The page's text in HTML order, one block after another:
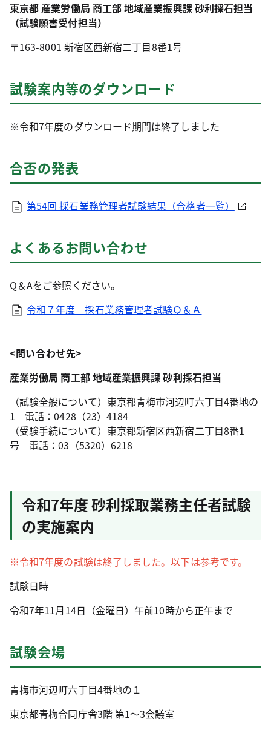
東京都 産業労働局 商工部 地域産業振興課 砂利採石担当
（試験願書受付担当）
〒163-8001 新宿区西新宿二丁目8番1号
試験案内等のダウンロード
※令和7年度のダウンロード期間は終了しました
合否の発表
第54回 採石業務管理者試験結果（合格者一覧）
よくあるお問い合わせ
Q＆Aをご参照ください。
令和７年度 採石業務管理者試験Ｑ＆Ａ
<問い合わせ先>
産業労働局 商工部 地域産業振興課 砂利採石担当
（試験全般について）東京都青梅市河辺町六丁目4番地の
1 電話：0428（23）4184
（受験手続について）東京都新宿区西新宿二丁目8番1
号 電話：03（5320）6218
令和7年度 砂利採取業務主任者試験
の実施案内
※令和7年度の試験は終了しました。以下は参考です。
試験日時
令和7年11月14日（金曜日）午前10時から正午まで
試験会場
青梅市河辺町六丁目4番地の１
東京都青梅合同庁舎3階 第1～3会議室